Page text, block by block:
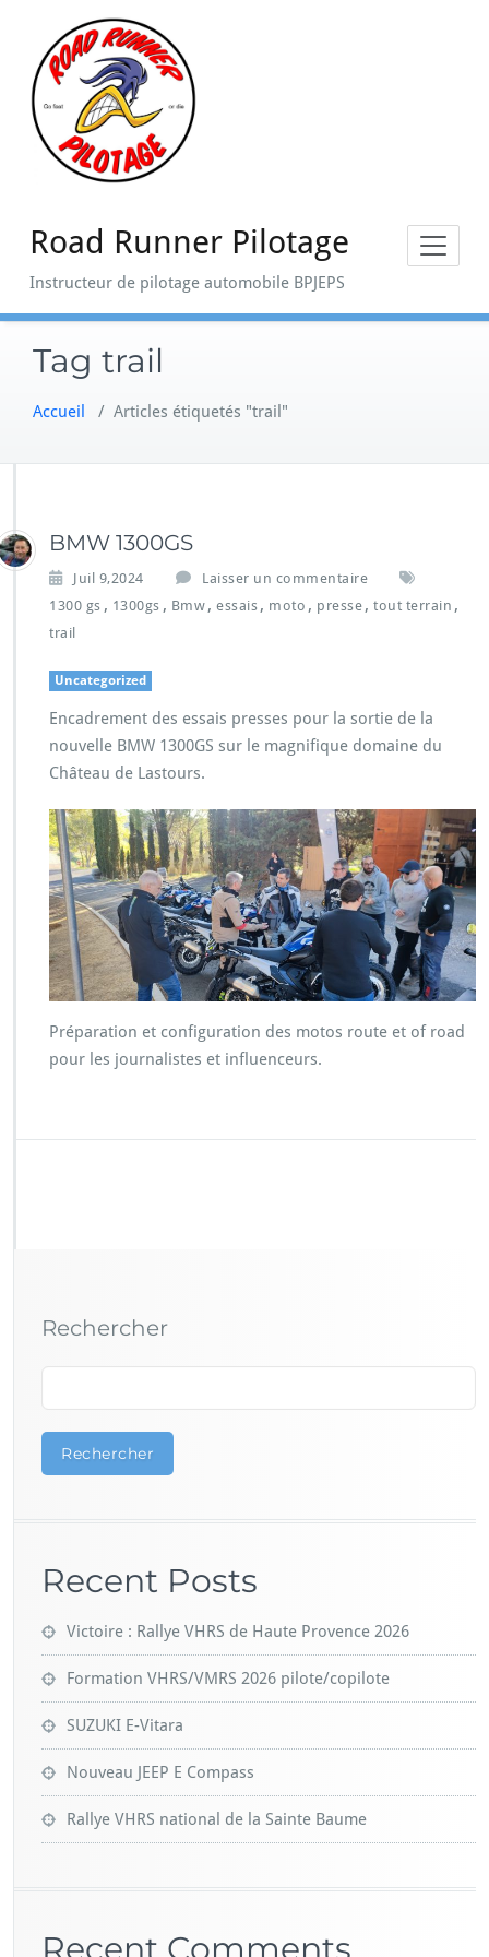
content
Road Runner Pilotage
Instructeur de pilotage automobile BPJEPS
Tag trail
Accueil / Articles étiquetés "trail"
BMW 1300GS
Juil 9,2024
Laisser un commentaire
1300 gs , 1300gs , Bmw , essais , moto , presse , tout terrain ,
trail
Uncategorized
Encadrement des essais presses pour la sortie de la
nouvelle BMW 1300GS sur le magnifique domaine du
Château de Lastours.
Préparation et configuration des motos route et of road
pour les journalistes et influenceurs.
Rechercher
Rechercher
Recent Posts
Victoire : Rallye VHRS de Haute Provence 2026
Formation VHRS/VMRS 2026 pilote/copilote
SUZUKI E-Vitara
Nouveau JEEP E Compass
Rallye VHRS national de la Sainte Baume
Recent Comments